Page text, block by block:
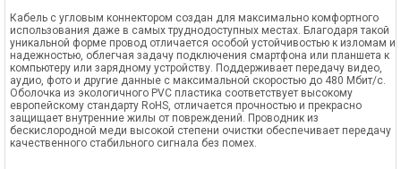
Кабель с угловым коннектором создан для максимально комфортного
использования даже в самых труднодоступных местах. Благодаря такой
уникальной форме провод отличается особой устойчивостью к изломам и
надежностью, облегчая задачу подключения смартфона или планшета к
компьютеру или зарядному устройству. Поддерживает передачу видео,
аудио, фото и другие данные с максимальной скоростью до 480 Мбит/с.
Оболочка из экологичного PVC пластика соответствует высокому
европейскому стандарту RoHS, отличается прочностью и прекрасно
защищает внутренние жилы от повреждений. Проводник из
бескислородной меди высокой степени очистки обеспечивает передачу
качественного стабильного сигнала без помех.